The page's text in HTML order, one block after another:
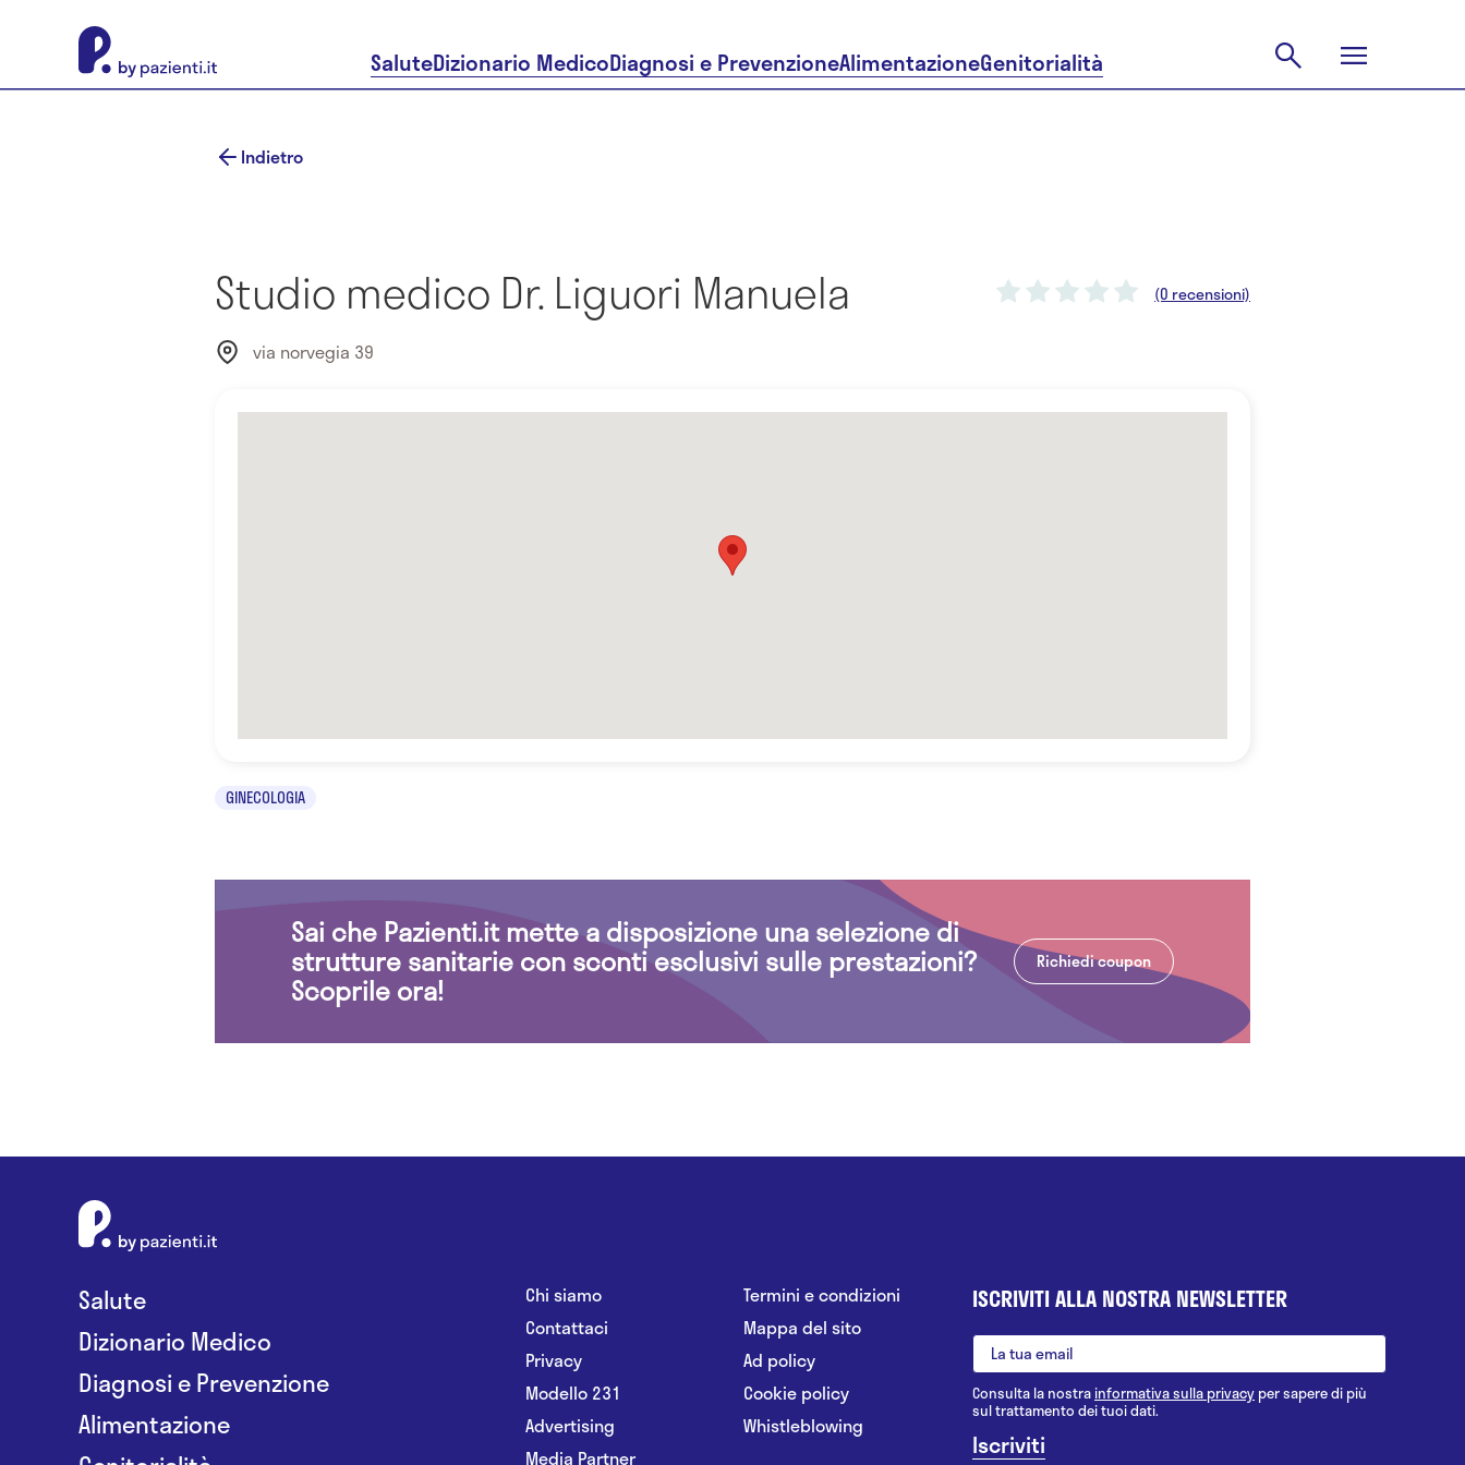
SaluteDizionario MedicoDiagnosi e PrevenzioneAlimentazioneGenitorialità
Indietro
Studio medico Dr. Liguori Manuela (0 recensioni)
via norvegia 39
GINECOLOGIA
Sai che Pazienti.it mette a disposizione una selezione di
strutture sanitarie con sconti esclusivi sulle prestazioni?
Scoprile ora!
Richiedi coupon
Salute
Dizionario Medico
Diagnosi e Prevenzione
Alimentazione
Chi siamo
Contattaci
Privacy
Modello 231
Advertising
Media Partner
Termini e condizioni
Mappa del sito
Ad policy
Cookie policy
Whistleblowing
ISCRIVITI ALLA NOSTRA NEWSLETTER
Consulta la nostrainformativa sulla privacy per sapere di più
sul trattamento dei tuoi dati.